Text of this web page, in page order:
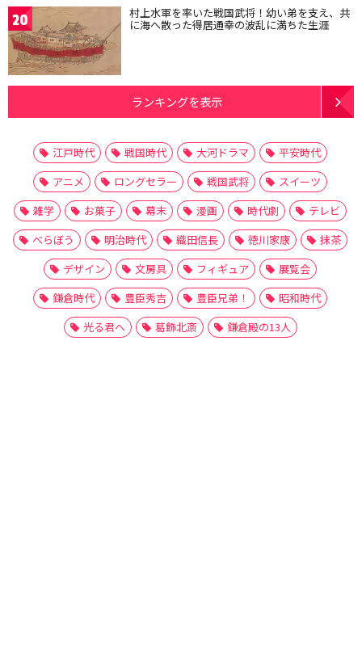
20 村上水軍を率いた戦国武将！幼い弟を支え、共
に海へ散った得居通幸の波乱に満ちた生涯
ランキングを表示
江戸時代 戦国時代 大河ドラマ
平安時代
アニメ
ロングセラー 戦国武将
スイーツ
雑学
お菓子 幕末 漫画 時代劇
テレビ
べらぼう
明治時代 織田信長 徳川家康
抹茶
デザイン
文房具 フィギュア
展覧会
鎌倉時代
豊臣秀吉 豊臣兄弟！
昭和時代
光る君へ
葛飾北斎 鎌倉殿の13人